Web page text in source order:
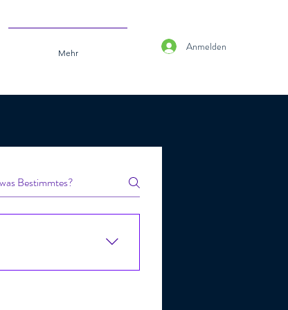
Mehr Anmelden